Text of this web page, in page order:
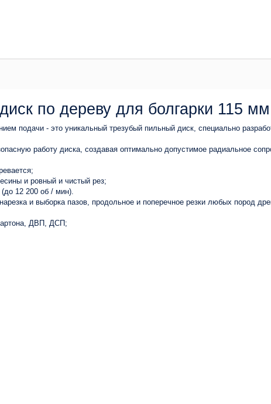
по дереву для болгарки 115 мм
подачи - это уникальный трезубый пильный диск, специально
работу диска, создавая оптимально допустимое радиальное
и ровный и чистый рез;
(до 12 200 об / мин).
и выборка пазов, продольное и поперечное резки любых пород
ДВП, ДСП;